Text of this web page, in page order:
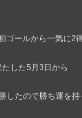
ゴールから一気に2得
した5月3日から
したので勝ち運を